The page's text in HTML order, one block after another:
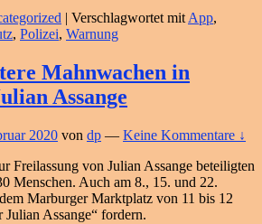
| Verschlagwortet mit App,
, Polizei, Warnung
Mahnwachen in
Assange
2020 von dp — Keine Kommentare ↓
Freilassung von Julian Assange beteiligten
Menschen. Auch am 8., 15. und 22.
Marburger Marktplatz von 11 bis 12
Assange“ fordern.